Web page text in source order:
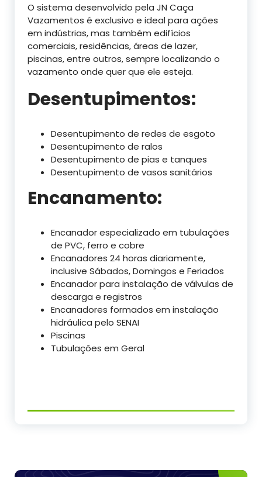
O sistema desenvolvido pela JN Caça
Vazamentos é exclusivo e ideal para ações
em indústrias, mas também edifícios
comerciais, residências, áreas de lazer,
piscinas, entre outros, sempre localizando o
vazamento onde quer que ele esteja.
Desentupimentos:
Desentupimento de redes de esgoto
Desentupimento de ralos
Desentupimento de pias e tanques
Desentupimento de vasos sanitários
Encanamento:
Encanador especializado em tubulações
de PVC, ferro e cobre
Encanadores 24 horas diariamente,
inclusive Sábados, Domingos e Feriados
Encanador para instalação de válvulas de
descarga e registros
Encanadores formados em instalação
hidráulica pelo SENAI
Piscinas
Tubulações em Geral